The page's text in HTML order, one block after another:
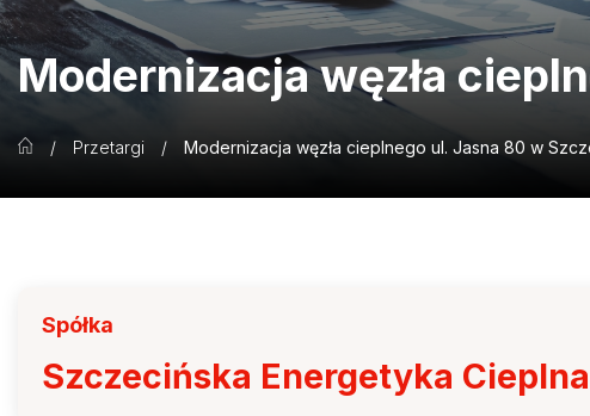
Modernizacja węzła
/ Przetargi / Modernizacja węzła cieplnego ul. Jasna 80 w
Spółka
Szczecińska Energetyka Cieplna